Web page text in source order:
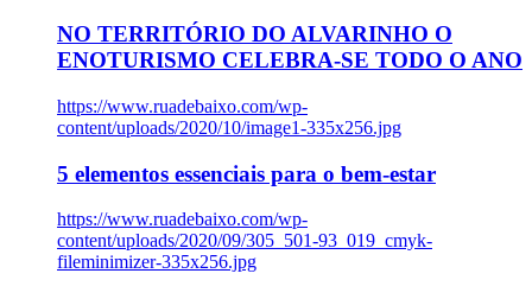
NO TERRITÓRIO DO ALVARINHO O
ENOTURISMO CELEBRA-SE TODO O ANO
https://www.ruadebaixo.com/wp-
content/uploads/2020/10/image1-335x256.jpg
5 elementos essenciais para o bem-estar
https://www.ruadebaixo.com/wp-
content/uploads/2020/09/305_501-93_019_cmyk-
fileminimizer-335x256.jpg